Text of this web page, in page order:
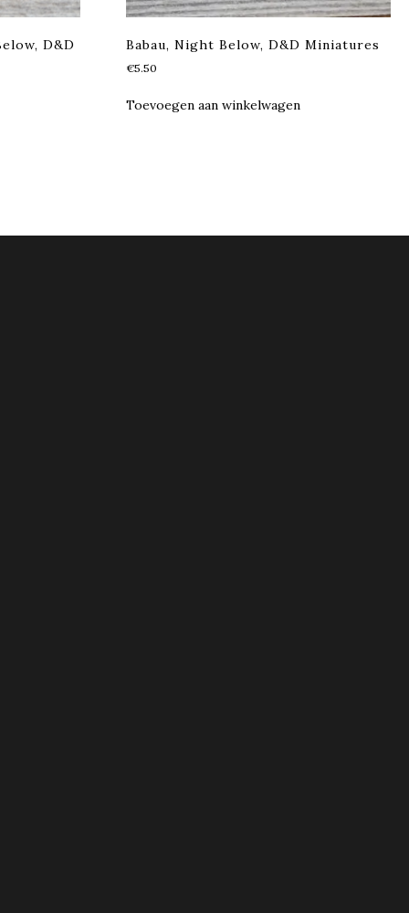
D&D Babau, Night Below, D&D Miniatures
€5.50
Toevoegen aan winkelwagen